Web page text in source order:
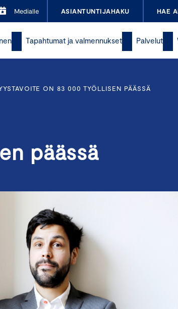
Medialle ASIANTUNTIJAHAKU HAE
Tapahtumat ja valmennukset Palvelut
ON 83 000 TYÖLLISEN PÄÄSSÄ
päässä